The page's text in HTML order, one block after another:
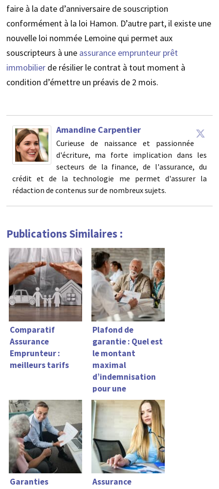
faire à la date d’anniversaire de souscription
conformément à la loi Hamon. D’autre part, il existe une
nouvelle loi nommée Lemoine qui permet aux
souscripteurs à une assurance emprunteur prêt
immobilierde résilier le contrat à tout moment à
condition d’émettre un préavis de 2 mois.
Amandine Carpentier
Curieuse de naissance et passionnée
d'écriture, ma forte implication dans les
secteurs de la finance, de l'assurance, du
crédit et de la technologie me permet d'assurer la
rédaction de contenus sur de nombreux sujets.
Publications Similaires :
Comparatif
Assurance
Emprunteur :
meilleurs tarifs
Plafond de
garantie : Quel est
le montant
maximal
d’indemnisation
pour une
assurance
emprunteur ?
Garanties
Assurance